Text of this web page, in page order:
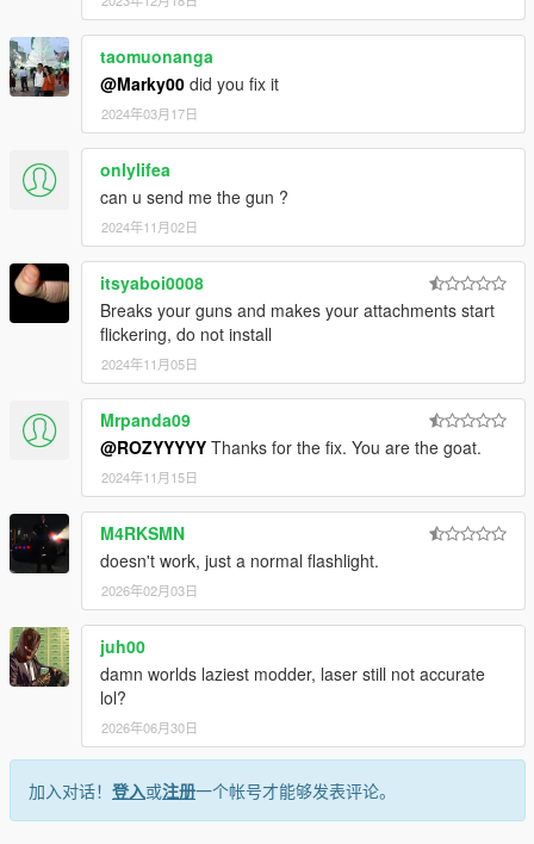
taomuonanga
@Marky00 did you fix it
2024年03月17日
onlylifea
can u send me the gun ?
2024年11月02日
itsyaboi0008
Breaks your guns and makes your attachments start
flickering, do not install
2024年11月05日
Mrpanda09
@ROZYYYYY Thanks for the fix. You are the goat.
2024年11月15日
M4RKSMN
doesn't work, just a normal flashlight.
2026年02月03日
juh00
damn worlds laziest modder, laser still not accurate
lol?
2026年06月30日
加入对话！ 登入或注册一个帐号才能够发表评论。